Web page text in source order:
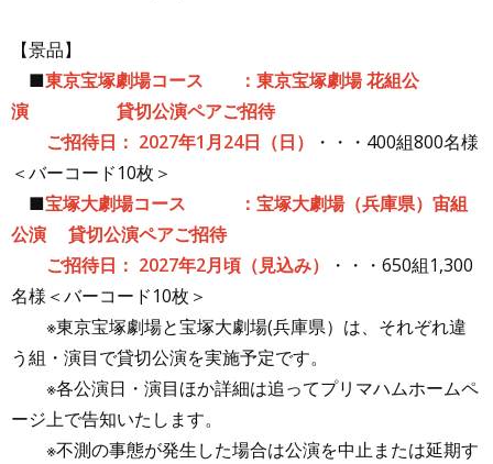
【景品】
■東京宝塚劇場コース ： 東京宝塚劇場花組公
演 貸切公演ペアご招待
ご招待日： 2027年1 月24日（日）
・・・400組800名様
＜バーコード10枚＞
■宝塚大劇場コース ： 宝塚大劇場（兵庫県）宙組
公演
貸切公演ペアご招待
ご招待日： 2027年2月頃（見込み）
・・・650組1,300
名様＜バーコード10枚＞
※東京宝塚劇場と宝塚大劇場(兵庫県）は、それぞれ違
う組・演目で貸切公演を実施予定です。
※各公演日・演目ほか詳細は追ってプリマハムホームペ
ージ上で告知いたします。
※不測の事態が発生した場合は公演を中止または延期す